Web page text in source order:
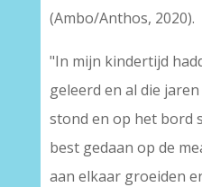
(Ambo/Anthos, 2020).
"In mijn kindertijd
geleerd en al die
stond en op het bord
best gedaan op de
aan elkaar groeiden